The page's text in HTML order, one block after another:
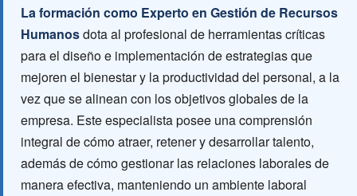
La formación como Experto en Gestión de Recursos
Humanosdota al profesional de herramientas críticas
para el diseño e implementación de estrategias que
mejoren el bienestar y la productividad del personal, a la
vez que se alinean con los objetivos globales de la
empresa. Este especialista posee una comprensión
integral de cómo atraer, retener y desarrollar talento,
además de cómo gestionar las relaciones laborales de
manera efectiva, manteniendo un ambiente laboral